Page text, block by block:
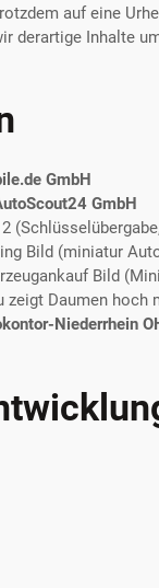
auf eine
derartige Inhalte
GmbH
GmbH
Bild (miniatur
Bild
zeigt Daumen
Niederrhein